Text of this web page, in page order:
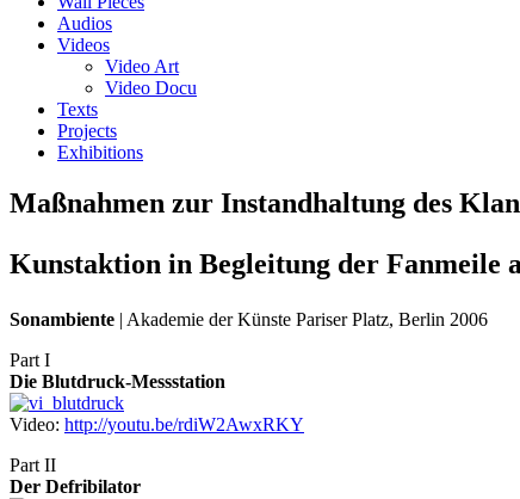
Audios
Videos
Video Art
Video Docu
Texts
Projects
Exhibitions
Maßnahmen zur Instandhaltung des
Kunstaktion in Begleitung der Fanmeile
Sonambiente | Akademie der Künste Pariser Platz, Berlin 2006
Part I
Die Blutdruck-Messstation
Video: http://youtu.be/rdiW2AwxRKY
Part II
Der Defribilator